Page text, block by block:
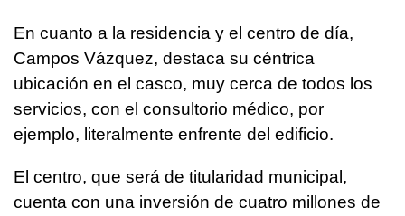
En cuanto a la residencia y el centro de día,
Campos Vázquez, destaca su céntrica
ubicación en el casco, muy cerca de todos los
servicios, con el consultorio médico, por
ejemplo, literalmente enfrente del edificio.
El centro, que será de titularidad municipal,
cuenta con una inversión de cuatro millones de